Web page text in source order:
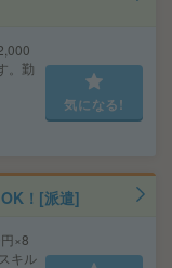
。勤
気になる!
！[派遣]
×8
キル